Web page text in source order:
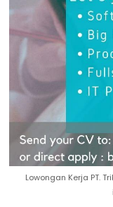
Lowongan Kerja PT.